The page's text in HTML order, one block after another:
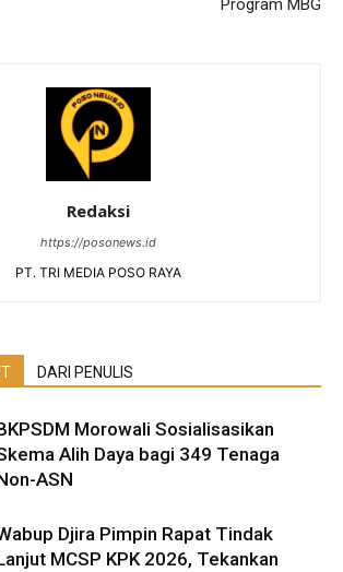
Program MBG
Redaksi
https://posonews.id
PT. TRI MEDIA POSO RAYA
DARI PENULIS
Morowali Sosialisasikan
Alih Daya bagi 349 Tenaga
ASN
Djira Pimpin Rapat Tindak
MCSP KPK 2026, Tekankan